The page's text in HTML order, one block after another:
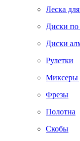
Леска
Диски по
Диски
Рулетки
Миксеры
Фрезы
Полотна
Скобы